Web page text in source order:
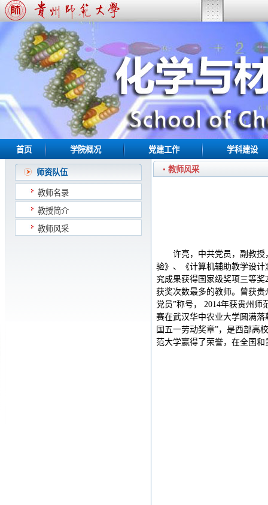
首页 学院概况 党建工作 学科建设
师资队伍
教师名录
教授简介
教师风采
教师风采
许亮，中共党员，副教
验》、《计算机辅助教学设
究成果获得国家级奖项三等
获奖次数最多的教师。曾获贵
党员”称号， 2014年获贵州师
赛在武汉华中农业大学圆满
国五一劳动奖章”，是西部高
范大学赢得了荣誉，在全国